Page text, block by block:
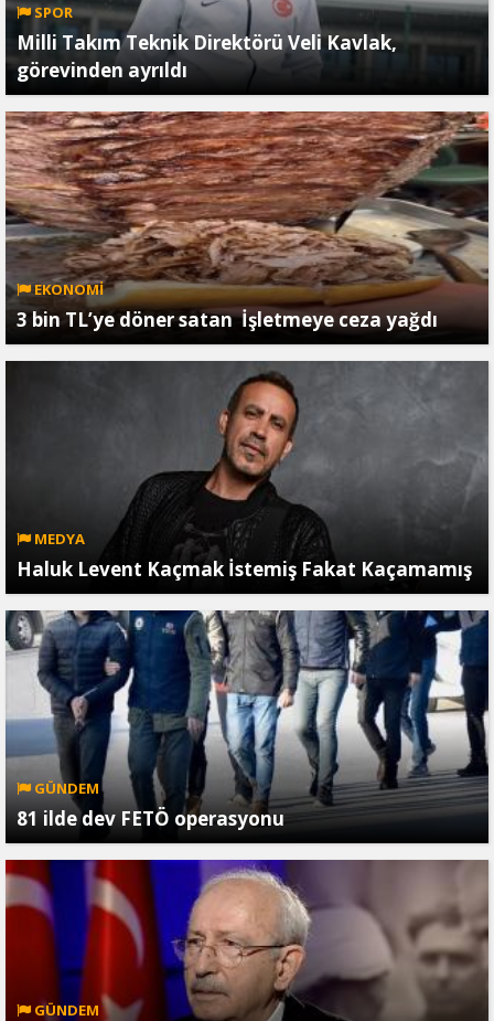
SPOR
Milli Takım Teknik Direktörü Veli Kavlak,
görevinden ayrıldı
EKONOMİ
3 bin TL’ye döner satan İşletmeye ceza yağdı
MEDYA
Haluk Levent Kaçmak İstemiş Fakat Kaçamamış
GÜNDEM
81 ilde dev FETÖ operasyonu
GÜNDEM